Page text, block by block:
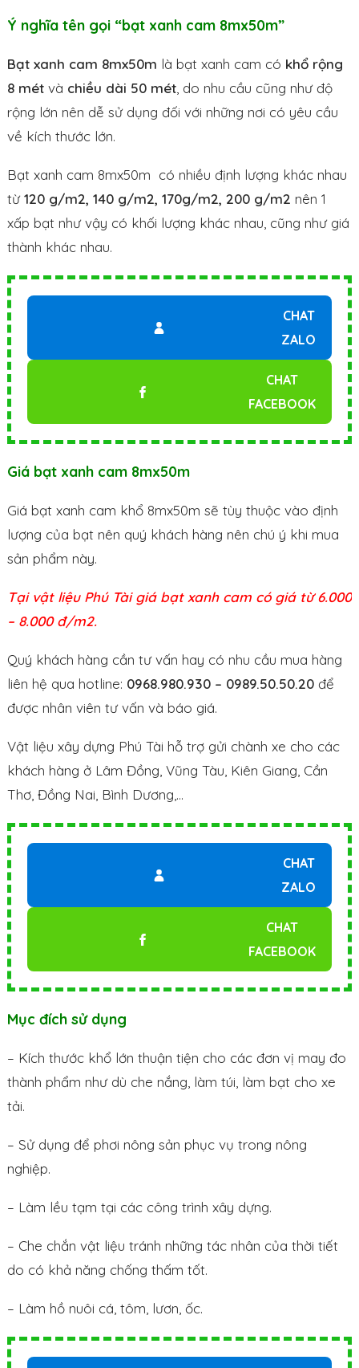
Ý nghĩa tên gọi “bạt xanh cam 8mx50m”
Bạt xanh cam 8mx50m là bạt xanh cam có khổ rộng
8 mét và chiều dài 50 mét, do nhu cầu cũng như độ
rộng lớn nên dễ sử dụng đối với những nơi có yêu cầu
về kích thước lớn.
Bạt xanh cam 8mx50m có nhiều định lượng khác nhau
từ120 g/m2, 140 g/m2, 170g/m2, 200 g/m2 nên 1
xấp bạt như vậy có khối lượng khác nhau, cũng như giá
thành khác nhau.
CHAT
ZALO
CHAT
FACEBOOK
Giá bạt xanh cam 8mx50m
Giá bạt xanh cam khổ 8mx50m sẽ tùy thuộc vào định
lượng của bạt nên quý khách hàng nên chú ý khi mua
sản phẩm này.
Tại vật liệu Phú Tài giá bạt xanh cam có giá từ 6.000
– 8.000 đ/m2.
Quý khách hàng cần tư vấn hay có nhu cầu mua hàng
liên hệ qua hotline: 0968.980.930 – 0989.50.50.20 để
được nhân viên tư vấn và báo giá.
Vật liệu xây dựng Phú Tài hỗ trợ gửi chành xe cho các
khách hàng ở Lâm Đồng, Vũng Tàu, Kiên Giang, Cần
Thơ, Đồng Nai, Bình Dương,…
CHAT
ZALO
CHAT
FACEBOOK
Mục đích sử dụng
– Kích thước khổ lớn thuận tiện cho các đơn vị may đo
thành phẩm như dù che nắng, làm túi, làm bạt cho xe
tải.
– Sử dụng để phơi nông sản phục vụ trong nông
nghiệp.
– Làm lều tạm tại các công trình xây dựng.
– Che chắn vật liệu tránh những tác nhân của thời tiết
do có khả năng chống thấm tốt.
– Làm hồ nuôi cá, tôm, lươn, ốc.